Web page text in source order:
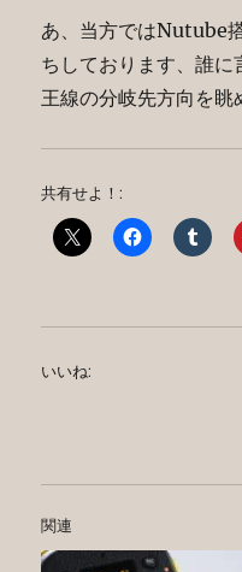
あ、当方ではNutube
ちしております、誰
王線の分岐先方向を眺
共有せよ！:
いいね:
関連